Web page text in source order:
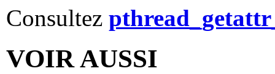
Consultez
VOIR AUSSI